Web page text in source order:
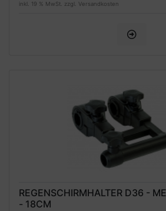
inkl. 19 % MwSt. zzgl. Versandkosten
REGENSCHIRMHALTER D36 -
- 18CM